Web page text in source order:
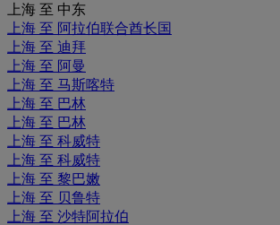
上海 至 中东
上海 至 阿拉伯联合酋长国
上海 至 迪拜
上海 至 阿曼
上海 至 马斯喀特
上海 至 巴林
上海 至 巴林
上海 至 科威特
上海 至 科威特
上海 至 黎巴嫩
上海 至 贝鲁特
上海 至 沙特阿拉伯